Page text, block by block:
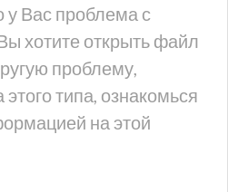
у Вас проблема с
хотите открыть файл
проблему,
типа, ознакомься
на этой